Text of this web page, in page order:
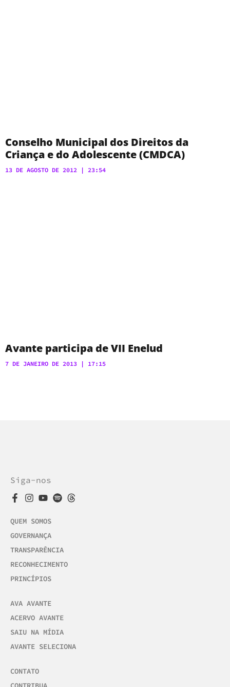
Conselho Municipal dos Direitos da
Criança e do Adolescente (CMDCA)
13 DE AGOSTO DE 2012 23:54
Avante participa de VII Enelud
7 DE JANEIRO DE 2013 17:15
Siga-nos
QUEM SOMOS
GOVERNANÇA
TRANSPARÊNCIA
RECONHECIMENTO
PRINCÍPIOS
AVA AVANTE
ACERVO AVANTE
SAIU NA MÍDIA
AVANTE SELECIONA
CONTATO